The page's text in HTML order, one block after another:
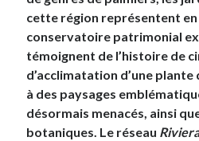
cette région représentent
conservatoire patrimonial
témoignent de l’histoire de
d’acclimatation d’une plante
à des paysages
désormais menacés, ainsi
botaniques. Le réseau